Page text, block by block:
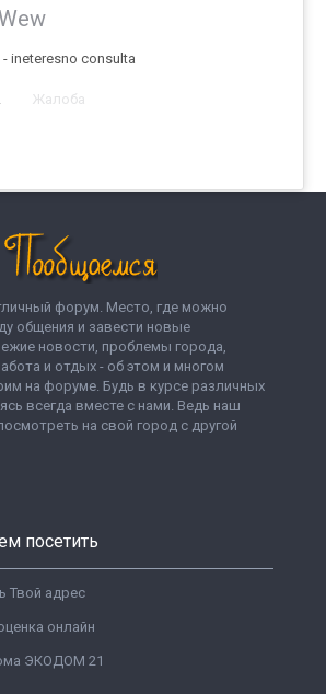
- ineteresno consulta
Жалоба
форум. Место, где можно
общения и завести новые
новости, проблемы города,
и отдых - об этом и многом
на форуме. Будь в курсе различных
всегда вместе с нами. Ведь наш
на свой город с другой
посетить
Твой адрес
онлайн
ЭКОДОМ 21